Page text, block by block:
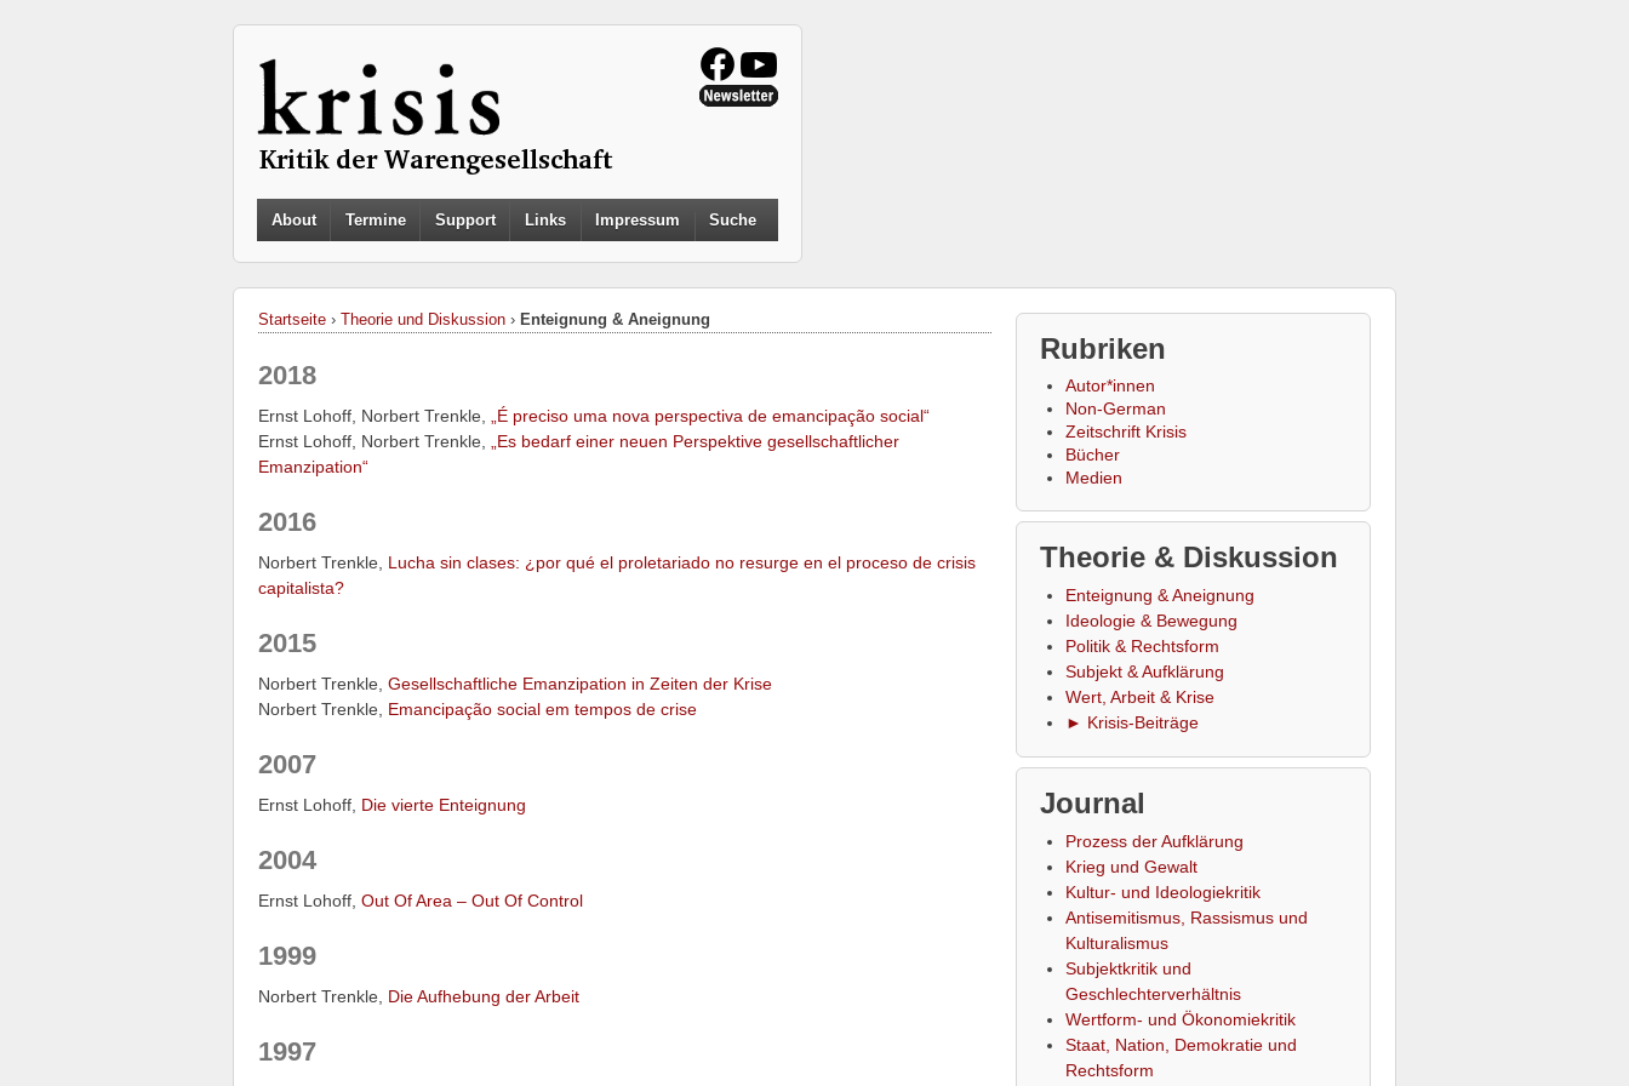
About Termine Support Links Impressum Suche
Startseite › Theorie und Diskussion › Enteignung & Aneignung
2018
Ernst Lohoff, Norbert Trenkle, „É preciso uma nova perspectiva de emancipação social“
Ernst Lohoff, Norbert Trenkle, „Es bedarf einer neuen Perspektive gesellschaftlicher
Emanzipation“
2016
Norbert Trenkle, Lucha sin clases: ¿por qué el proletariado no resurge en el proceso de crisis
capitalista?
2015
Norbert Trenkle, Gesellschaftliche Emanzipation in Zeiten der Krise
Norbert Trenkle, Emancipação social em tempos de crise
2007
Ernst Lohoff, Die vierte Enteignung
2004
Ernst Lohoff, Out Of Area – Out Of Control
1999
Norbert Trenkle, Die Aufhebung der Arbeit
1997
Rubriken
Autor*innen
Non-German
Zeitschrift Krisis
Bücher
Medien
Theorie & Diskussion
Enteignung & Aneignung
Ideologie & Bewegung
Politik & Rechtsform
Subjekt & Aufklärung
Wert, Arbeit & Krise
► Krisis-Beiträge
Journal
Prozess der Aufklärung
Krieg und Gewalt
Kultur- und Ideologiekritik
Antisemitismus, Rassismus und
Kulturalismus
Subjektkritik und
Geschlechterverhältnis
Wertform- und Ökonomiekritik
Staat, Nation, Demokratie und
Rechtsform